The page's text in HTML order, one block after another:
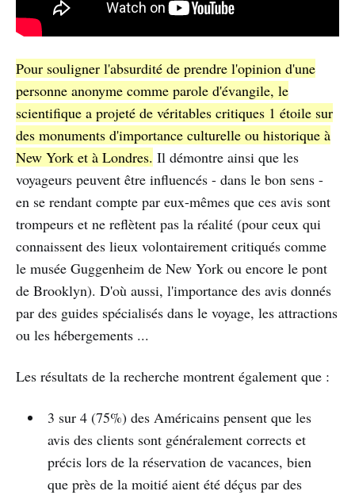
Pour souligner l'absurdité de prendre l'opinion d'une
personne anonyme comme parole d'évangile, le
scientifique a projeté de véritables critiques 1 étoile sur
des monuments d'importance culturelle ou historique à
New York et à Londres. Il démontre ainsi que les
voyageurs peuvent être influencés - dans le bon sens -
en se rendant compte par eux-mêmes que ces avis sont
trompeurs et ne reflètent pas la réalité (pour ceux qui
connaissent des lieux volontairement critiqués comme
le musée Guggenheim de New York ou encore le pont
de Brooklyn). D'où aussi, l'importance des avis donnés
par des guides spécialisés dans le voyage, les attractions
ou les hébergements ...
Les résultats de la recherche montrent également que :
3 sur 4 (75%) des Américains pensent que les
avis des clients sont généralement corrects et
précis lors de la réservation de vacances, bien
que près de la moitié aient été déçus par des